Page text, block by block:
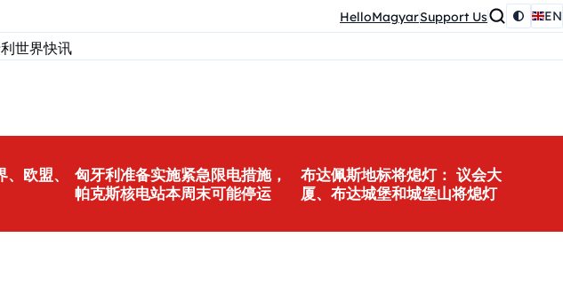
HelloMagyarSupport Us EN
世界快讯
欧盟、
匈牙利准备实施紧急限电措施，
帕克斯核电站本周末可能停运
布达佩斯地标将熄灯： 议会大
厦、布达城堡和城堡山将熄灯